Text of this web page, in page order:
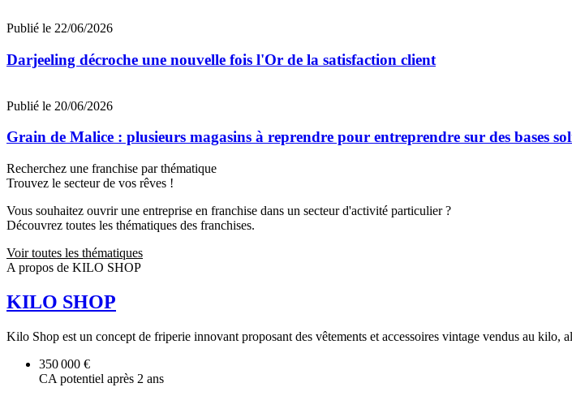
Publié le 22/06/2026
Darjeeling décroche une nouvelle fois l'Or de la satisfaction client
Publié le 20/06/2026
Grain de Malice : plusieurs magasins à reprendre pour entreprendre sur des bases
Recherchez une franchise par thématique
Trouvez le secteur de vos rêves !
Vous souhaitez ouvrir une entreprise en franchise dans un secteur d'activité particulier ?
Découvrez toutes les thématiques des franchises.
Voir toutes les thématiques
A propos de KILO SHOP
KILO SHOP
Kilo Shop est un concept de friperie innovant proposant des vêtements et accessoires vintage vendus au kilo,
350 000 €
CA potentiel après 2 ans